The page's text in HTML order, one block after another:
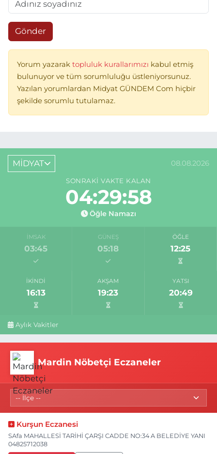
Gönder
Yorum yazarak topluluk kurallarımızı kabul etmiş
bulunuyor ve tüm sorumluluğu üstleniyorsunuz.
Yazılan yorumlardan Midyat GÜNDEM Com hiçbir
şekilde sorumlu tutulamaz.
MİDYAT 08.08.2026
SONRAKI VAKTE KALAN
04:29:58
Öğle Namazı
İMSAK
03:45
GÜNEŞ
05:18
ÖĞLE
12:25
İKINDI
16:13
AKŞAM
19:23
YATSI
20:49
Aylık Vakitler
Mardin Nöbetçi Eczaneler
Kurşun Eczanesi
SAfa MAHALLESİ TARİHİ ÇARŞI CADDE NO:34 A BELEDİYE YANI
04825712038